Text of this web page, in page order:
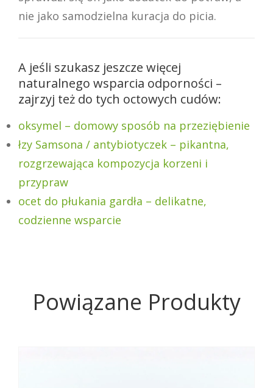
nie jako samodzielna kuracja do picia.
A jeśli szukasz jeszcze więcej
naturalnego wsparcia odporności –
zajrzyj też do tych octowych cudów:
oksymel – domowy sposób na przeziębienie
łzy Samsona / antybiotyczek – pikantna,
rozgrzewająca kompozycja korzeni i
przypraw
ocet do płukania gardła – delikatne,
codzienne wsparcie
Powiązane Produkty